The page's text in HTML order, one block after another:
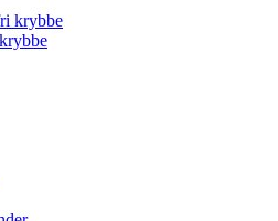
krybbe